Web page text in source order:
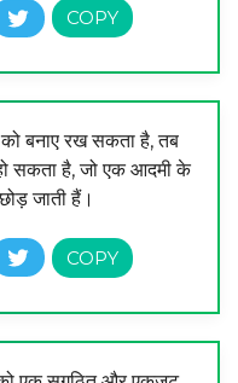
बनाए रख सकता है, तब
सकता है, जो एक आदमी के
जाती हैं।